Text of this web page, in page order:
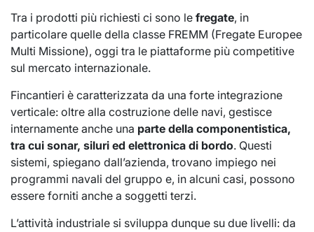
Tra i prodotti più richiesti ci sono le fregate, in
particolare quelle della classe FREMM (Fregate Europee
Multi Missione), oggi tra le piattaforme più competitive
sul mercato internazionale.
Fincantieri è caratterizzata da una forte integrazione
verticale: oltre alla costruzione delle navi, gestisce
internamente anche una parte della componentistica,
tra cui sonar, siluri ed elettronica di bordo. Questi
sistemi, spiegano dall’azienda, trovano impiego nei
programmi navali del gruppo e, in alcuni casi, possono
essere forniti anche a soggetti terzi.
L’attività industriale si sviluppa dunque su due livelli: da